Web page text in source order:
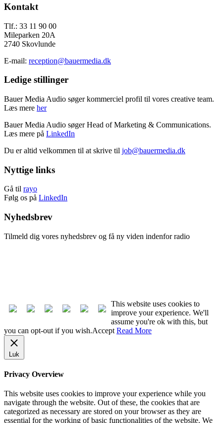
Footer
Kontakt
Tlf.: 33 11 90 00
Mileparken 20A
2740 Skovlunde
E-mail: reception@bauermedia.dk
Ledige stillinger
Bauer Media Audio søger kommerciel profil til vores creative team.
Læs mere her
Bauer Media Audio søger Head of Marketing & Communications.
Læs mere på LinkedIn
Du er altid velkommen til at skrive til job@bauermedia.dk
Nyttige links
Gå til rayo
Følg os på LinkedIn
Nyhedsbrev
Tilmeld dig vores nyhedsbrev og få ny viden indenfor radio
This website uses cookies to
improve your experience. We'll
assume you're ok with this, but
you can opt-out if you wish.Accept Read More
Luk
Privacy Overview
This website uses cookies to improve your experience while you
navigate through the website. Out of these, the cookies that are
categorized as necessary are stored on your browser as they are
essential for the working of basic functionalities of the website. We